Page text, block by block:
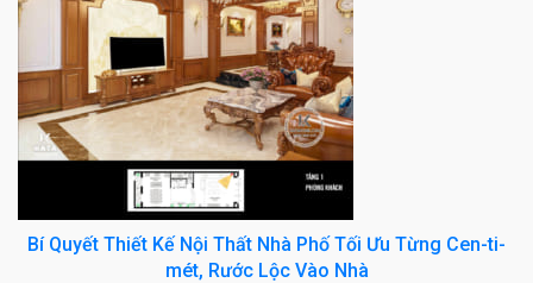
Bí Quyết Thiết Kế Nội Thất Nhà Phố Tối Ưu Từng Cen-ti-
mét, Rước Lộc Vào Nhà